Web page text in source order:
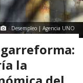
Desempleo | Agencia UNO
la